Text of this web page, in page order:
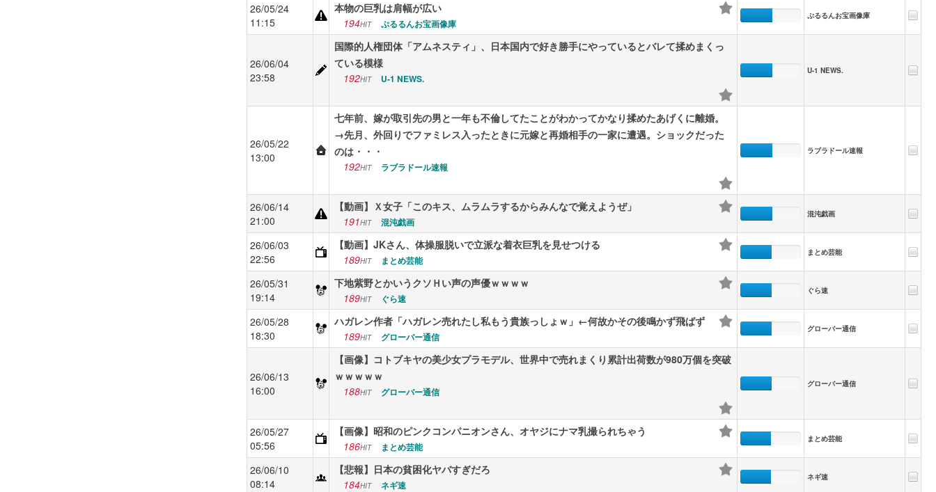
26/05/24
11:15
本物の巨乳は肩幅が広い
194HIT ぷるるんお宝画像庫
ぷるるんお宝画像庫
26/06/04
23:58
国際的人権団体「アムネスティ」、日本国内で好き勝手にやっているとバレて揉めまくっ
ている模様
192HIT U-1 NEWS.
U-1 NEWS.
26/05/22
13:00
七年前、嫁が取引先の男と一年も不倫してたことがわかってかなり揉めたあげくに離婚。
→先月、外回りでファミレス入ったときに元嫁と再婚相手の一家に遭遇。ショックだった
のは・・・
192HIT ラブラドール速報
ラブラドール速報
26/06/14
21:00
【動画】Ｘ女子「このキス、ムラムラするからみんなで覚えようぜ」
191HIT 混沌戯画
混沌戯画
26/06/03
22:56
【動画】JKさん、体操服脱いで立派な着衣巨乳を見せつける
189HIT まとめ芸能
まとめ芸能
26/05/31
19:14
下地紫野とかいうクソＨい声の声優ｗｗｗｗ
189HIT ぐら速
ぐら速
26/05/28
18:30
ハガレン作者「ハガレン売れたし私もう貴族っしょｗ」←何故かその後鳴かず飛ばず
189HIT グローバー通信
グローバー通信
26/06/13
16:00
【画像】コトブキヤの美少女プラモデル、世界中で売れまくり累計出荷数が980万個を突破
ｗｗｗｗｗ
188HIT グローバー通信
グローバー通信
26/05/27
05:56
【画像】昭和のピンクコンパニオンさん、オヤジにナマ乳撮られちゃう
186HIT まとめ芸能
まとめ芸能
26/06/10
08:14
【悲報】日本の貧困化ヤバすぎだろ
184HIT ネギ速
ネギ速